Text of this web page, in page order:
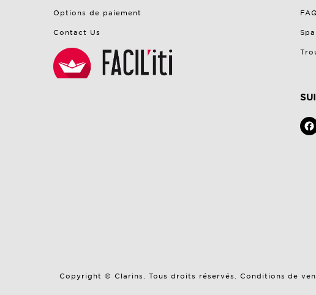
Options de paiement
Contact Us Spa
Copyright © Clarins. Tous droits réservés. Conditions de